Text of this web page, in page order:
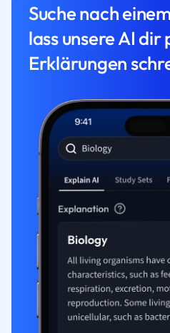
Suche nach
lass unsere AI
Erklärungen